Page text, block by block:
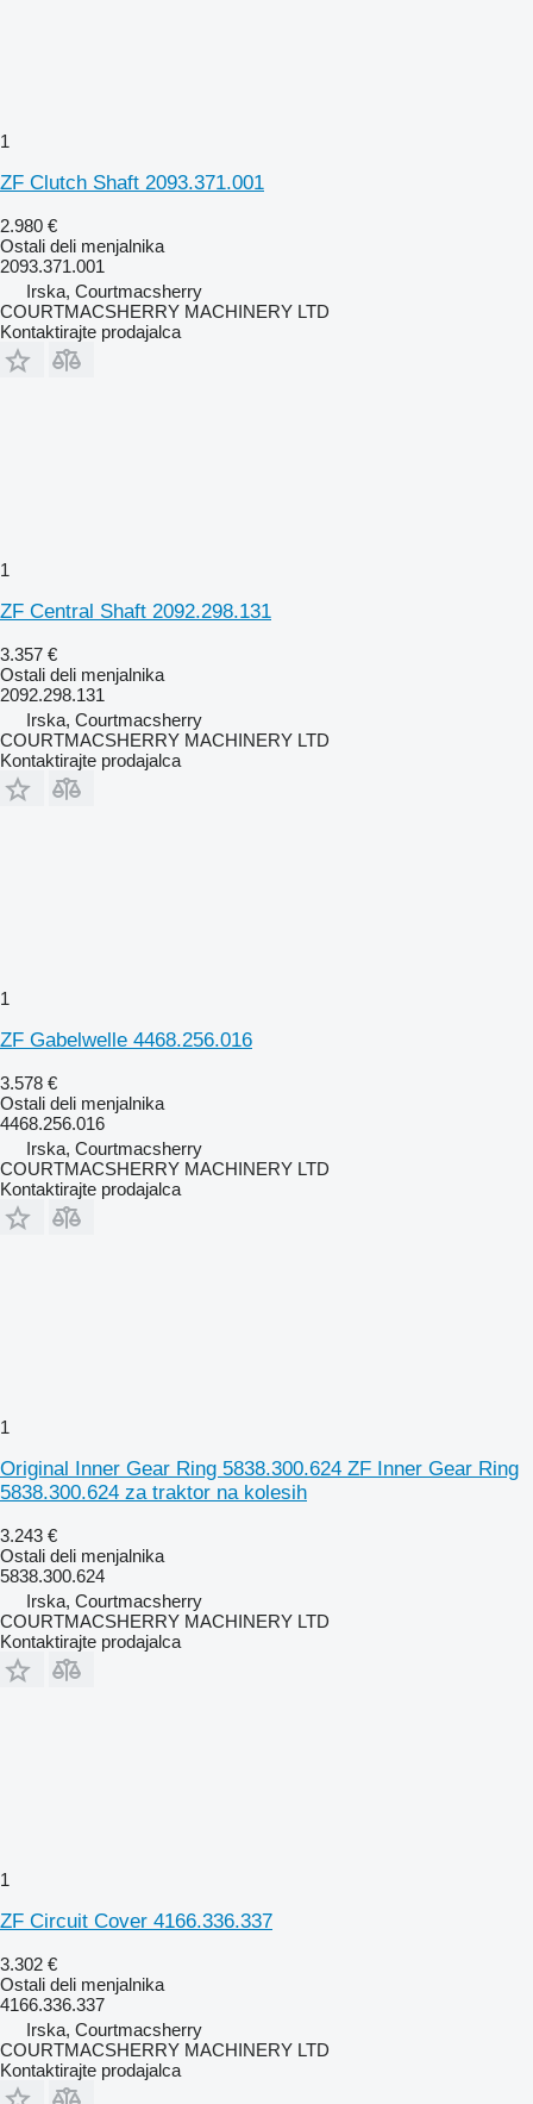
1
ZF Clutch Shaft 2093.371.001
2.980 €
Ostali deli menjalnika
2093.371.001
Irska, Courtmacsherry
COURTMACSHERRY MACHINERY LTD
Kontaktirajte prodajalca
1
ZF Central Shaft 2092.298.131
3.357 €
Ostali deli menjalnika
2092.298.131
Irska, Courtmacsherry
COURTMACSHERRY MACHINERY LTD
Kontaktirajte prodajalca
1
ZF Gabelwelle 4468.256.016
3.578 €
Ostali deli menjalnika
4468.256.016
Irska, Courtmacsherry
COURTMACSHERRY MACHINERY LTD
Kontaktirajte prodajalca
1
Original Inner Gear Ring 5838.300.624 ZF Inner Gear Ring
5838.300.624 za traktor na kolesih
3.243 €
Ostali deli menjalnika
5838.300.624
Irska, Courtmacsherry
COURTMACSHERRY MACHINERY LTD
Kontaktirajte prodajalca
1
ZF Circuit Cover 4166.336.337
3.302 €
Ostali deli menjalnika
4166.336.337
Irska, Courtmacsherry
COURTMACSHERRY MACHINERY LTD
Kontaktirajte prodajalca